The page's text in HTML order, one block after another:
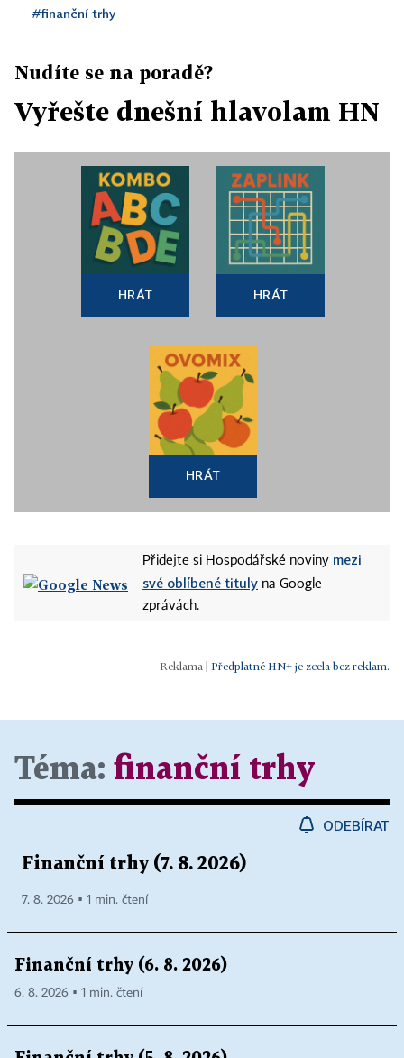
#finanční trhy
Nudíte se na poradě?
Vyřešte dnešní hlavolam HN
HRÁT HRÁT
HRÁT
Přidejte si Hospodářské noviny mezi
své oblíbené tituly na Google
zprávách.
Předplatné HN+ je zcela bez reklam.
Téma: finanční trhy
ODEBÍRAT
Finanční trhy (7. 8. 2026)
7. 8. 2026 ▪ 1 min. čtení
Finanční trhy (6. 8. 2026)
6. 8. 2026 ▪ 1 min. čtení